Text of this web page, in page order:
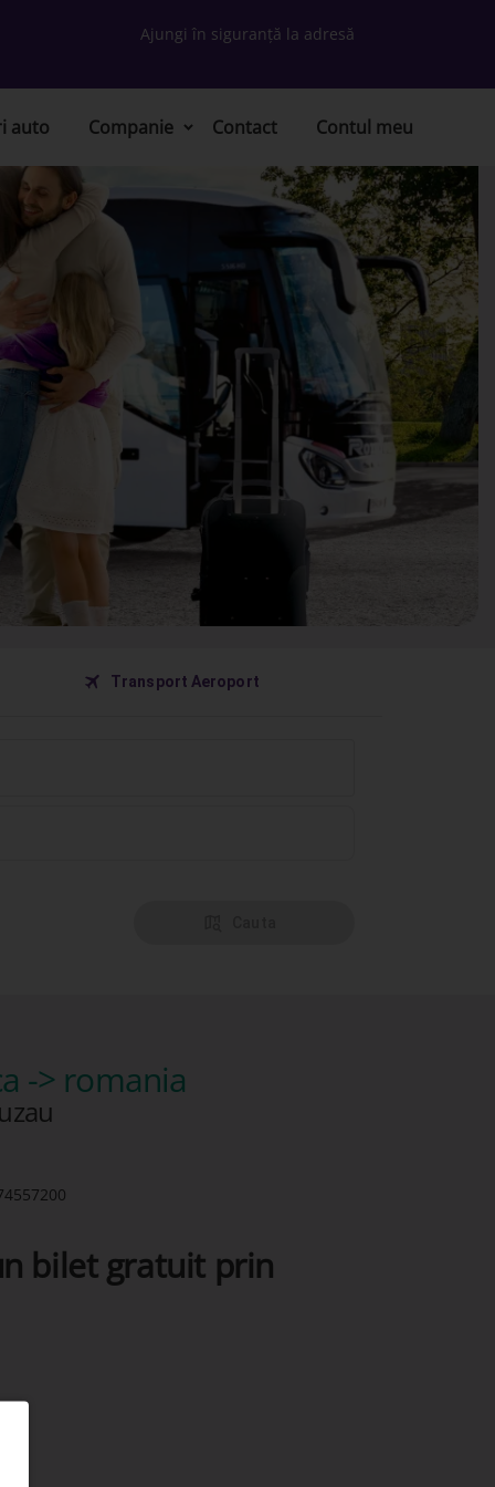
Ajungi în siguranță la adresă
auto Companie Contact Contul meu
󰀝 Transport Aeroport
-> romania
bilet gratuit prin